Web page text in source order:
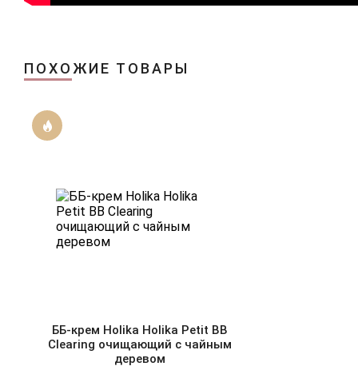
ПОХОЖИЕ ТОВАРЫ
ББ-крем Holika Holika Petit BB
Clearing очищающий с чайным
деревом